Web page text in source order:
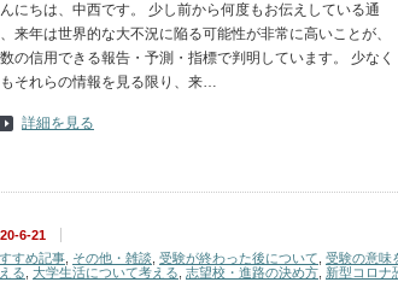
にちは、中西です。 少し前から何度もお伝えしている通
来年は世界的な大不況に陥る可能性が非常に高いことが、
の信用できる報告・予測・指標で判明しています。 少なく
もそれらの情報を見る限り、来…
詳細を見る
6-21
すめ記事 その他・雑談 受験が終わった後について 受験の意味
る 大学生活について考える 志望校・進路の決め方 新型コロナ